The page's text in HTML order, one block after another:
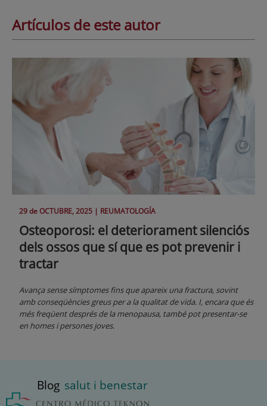
Artículos de este autor
29 deOCTUBRE, 2025 | REUMATOLOGÍA
Osteoporosi: el deteriorament silenciós
dels ossos que sí que es pot prevenir i
tractar
Avança sense símptomes fins que apareix una fractura, sovint
amb conseqüències greus per a la qualitat de vida. I, encara que és
més freqüent després de la menopausa, també pot presentar-se
en homes i persones joves.
Blog salut i benestar